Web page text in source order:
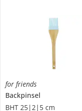
for friends
Backpinsel
BHT 25|2|5 cm